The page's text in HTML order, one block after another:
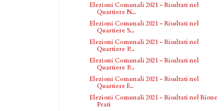
Elezioni Comunali 2021 - Risultati nel
Quartiere N...
Elezioni Comunali 2021 - Risultati nel
Quartiere S...
Elezioni Comunali 2021 - Risultati nel
Quartiere P...
Elezioni Comunali 2021 - Risultati nel
Quartiere P...
Elezioni Comunali 2021 - Risultati nel
Quartiere F...
Elezioni Comunali 2021 - Risultati nel Rione
Prati